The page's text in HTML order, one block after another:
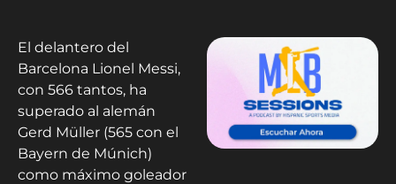
El delantero del
Barcelona Lionel Messi,
con 566 tantos, ha
superado al alemán
Gerd Müller (565 con el
Bayern de Múnich)
como máximo goleador